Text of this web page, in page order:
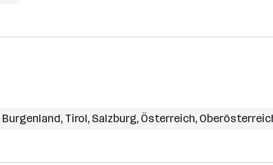
Burgenland, Tirol, Salzburg, Österreich,